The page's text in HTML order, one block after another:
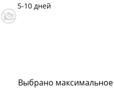
5-10 дней
Выбрано максимальное